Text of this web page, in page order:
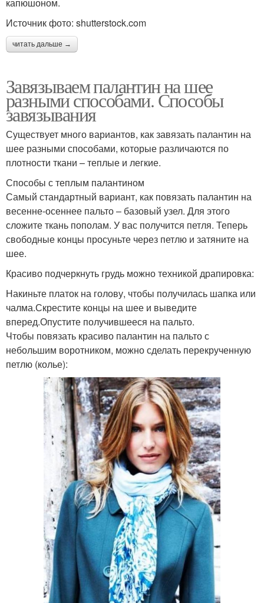
капюшоном.
Источник фото: shutterstock.com
читать дальше →
Завязываем палантин на шее
разными способами. Способы
завязывания
Существует много вариантов, как завязать палантин на
шее разными способами, которые различаются по
плотности ткани – теплые и легкие.
Способы с теплым палантином
Самый стандартный вариант, как повязать палантин на
весенне-осеннее пальто – базовый узел. Для этого
сложите ткань пополам. У вас получится петля. Теперь
свободные концы просуньте через петлю и затяните на
шее.
Красиво подчеркнуть грудь можно техникой драпировка:
Накиньте платок на голову, чтобы получилась шапка или
чалма.Скрестите концы на шее и выведите
вперед.Опустите получившееся на пальто.
Чтобы повязать красиво палантин на пальто с
небольшим воротником, можно сделать перекрученную
петлю (колье):